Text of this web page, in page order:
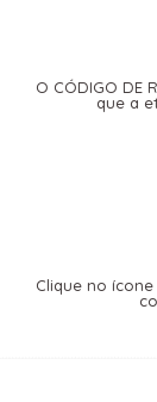
O CÓDIGO DE
que a
Clique no